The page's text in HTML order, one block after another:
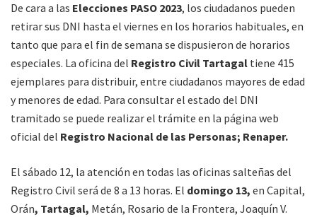
De cara a las Elecciones PASO 2023, los ciudadanos pueden
retirar sus DNI hasta el viernes en los horarios habituales, en
tanto que para el fin de semana se dispusieron de horarios
especiales. La oficina del Registro Civil Tartagal tiene 415
ejemplares para distribuir, entre ciudadanos mayores de edad
y menores de edad. Para consultar el estado del DNI
tramitado se puede realizar el trámite en la página web
oficial del Registro Nacional de las Personas; Renaper.
El sábado 12, la atención en todas las oficinas salteñas del
Registro Civil será de 8 a 13 horas. El domingo 13, en Capital,
Orán, Tartagal, Metán, Rosario de la Frontera, Joaquín V.